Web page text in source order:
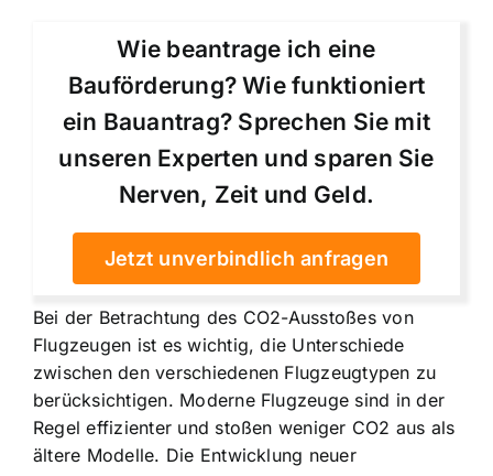
Wie beantrage ich eine
Bauförderung? Wie funktioniert
ein Bauantrag? Sprechen Sie mit
unseren Experten und sparen Sie
Nerven, Zeit und Geld.
Jetzt unverbindlich anfragen
Bei der Betrachtung des CO2-Ausstoßes von
Flugzeugen ist es wichtig, die Unterschiede
zwischen den verschiedenen Flugzeugtypen zu
berücksichtigen. Moderne Flugzeuge sind in der
Regel effizienter und stoßen weniger CO2 aus als
ältere Modelle. Die Entwicklung neuer